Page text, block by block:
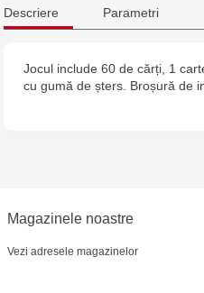
Multistore Centru - bd.
Jucărenia Rîșcani - bd.
Jucarenia Ciocana -
Multistore Telecentru -
Descriere Parametri
Jocul include 60 de cărți, 1
cu gumă de șters. Broșură de
Magazinele noastre
Vezi adresele magazinelor